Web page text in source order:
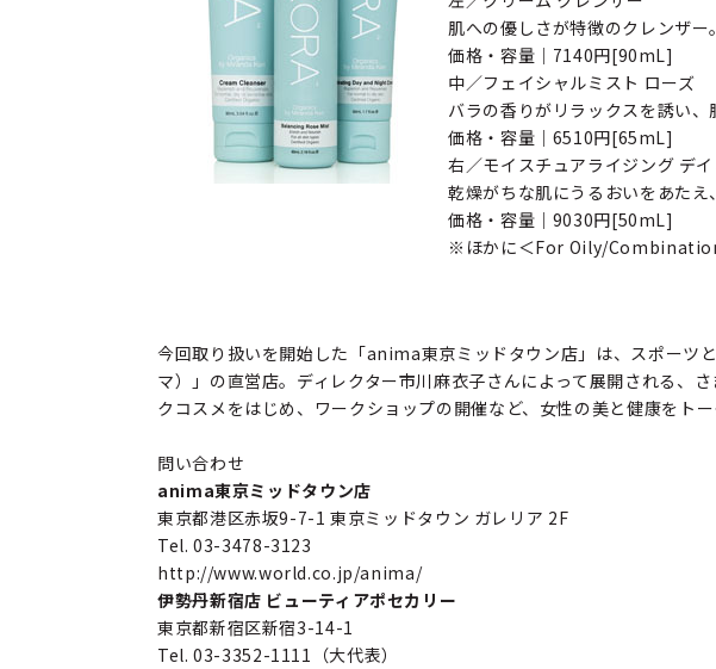
肌への優しさが特徴のクレンザ
価格・容量｜7140円[90mL]
中／フェイシャルミスト ローズ
バラの香りがリラックスを誘い
価格・容量｜6510円[65mL]
右／モイスチュアライジング デ
乾燥がちな肌にうるおいをあた
価格・容量｜9030円[50mL]
※ほかに＜For Oily/
今回取り扱いを開始した「anima東京ミッドタウン店」は、スポーツ
マ）」の直営店。ディレクター市川麻衣子さんによって展開される、
クコスメをはじめ、ワークショップの開催など、女性の美と健康をト
問い合わせ
anima東京ミッドタウン店
東京都港区赤坂9-7-1 東京ミッドタウン ガレリア 2F
Tel. 03-3478-3123
http://www.world.co.jp/anima/
伊勢丹新宿店 ビューティアポセカリー
東京都新宿区新宿3-14-1
Tel. 03-3352-1111（大代表）